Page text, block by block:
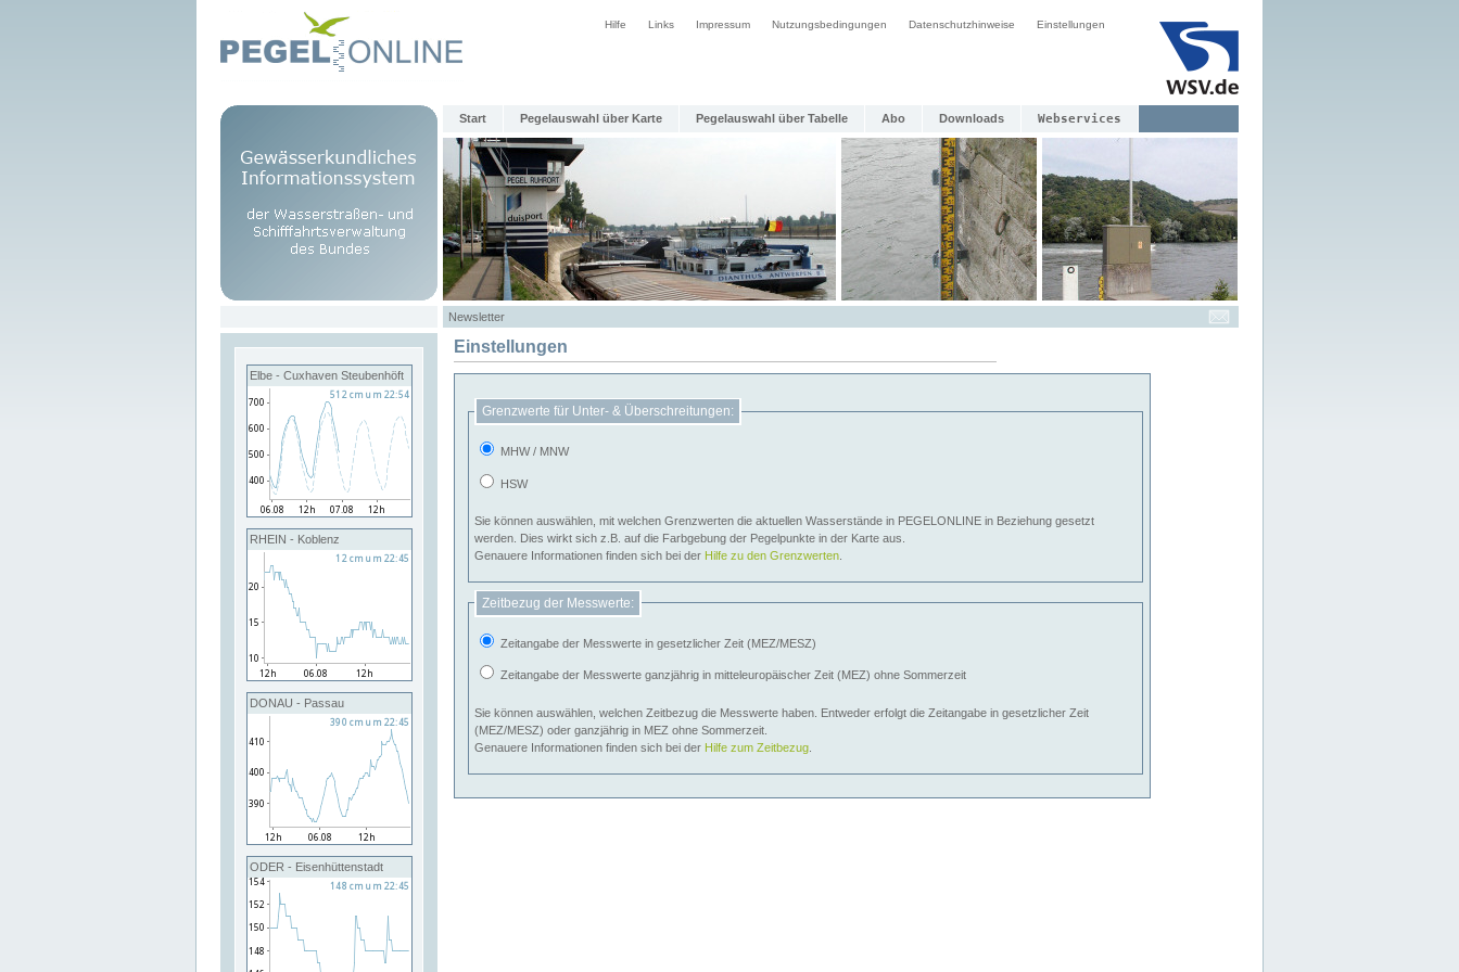
Hilfe Links Impressum Nutzungsbedingungen Datenschutzhinweise Einstellungen
Start Pegelauswahl über Karte Pegelauswahl über Tabelle Abo Downloads Webservices
Newsletter
Elbe - Cuxhaven Steubenhöft
RHEIN - Koblenz
DONAU - Passau
ODER - Eisenhüttenstadt
Einstellungen
Grenzwerte für Unter- & Überschreitungen:
MHW / MNW
HSW
Sie können auswählen, mit welchen Grenzwerten die aktuellen Wasserstände in PEGELONLINE in Beziehung gesetzt
werden. Dies wirkt sich z.B. auf die Farbgebung der Pegelpunkte in der Karte aus.
Genauere Informationen finden sich bei der Hilfe zu den Grenzwerten
Zeitbezug der Messwerte:
Zeitangabe der Messwerte in gesetzlicher Zeit (MEZ/MESZ)
Zeitangabe der Messwerte ganzjährig in mitteleuropäischer Zeit (MEZ) ohne Sommerzeit
Sie können auswählen, welchen Zeitbezug die Messwerte haben. Entweder erfolgt die Zeitangabe in gesetzlicher Zeit
(MEZ/MESZ) oder ganzjährig in MEZ ohne Sommerzeit.
Genauere Informationen finden sich bei der Hilfe zum Zeitbezug